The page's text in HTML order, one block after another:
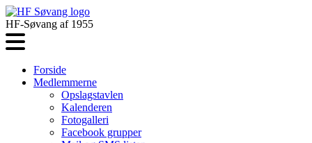
HF-Søvang af 1955
Forside
Medlemmerne
Opslagstavlen
Kalenderen
Fotogalleri
Facebook grupper